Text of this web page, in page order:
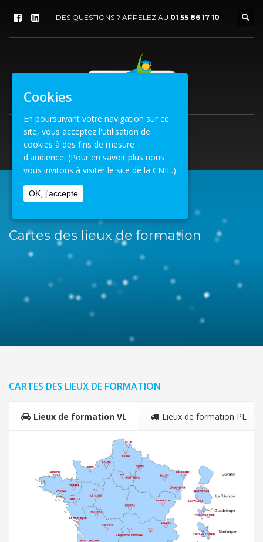
DES QUESTIONS ? APPELEZ AU 01 55 86 17 10
ACCUEIL CARTES DES LIEUX DE FORMATION
Cartes des lieux de formation
CARTES DES LIEUX DE FORMATION
Lieux de formation VL Lieux de formation PL
Cookies
En poursuivant votre navigation sur ce
site, vous acceptez l'utilisation de
cookies à des fins de mesure
d'audience. (Pour en savoir plus nous
vous invitons à visiter le site de la CNIL.)
OK, j'accepte